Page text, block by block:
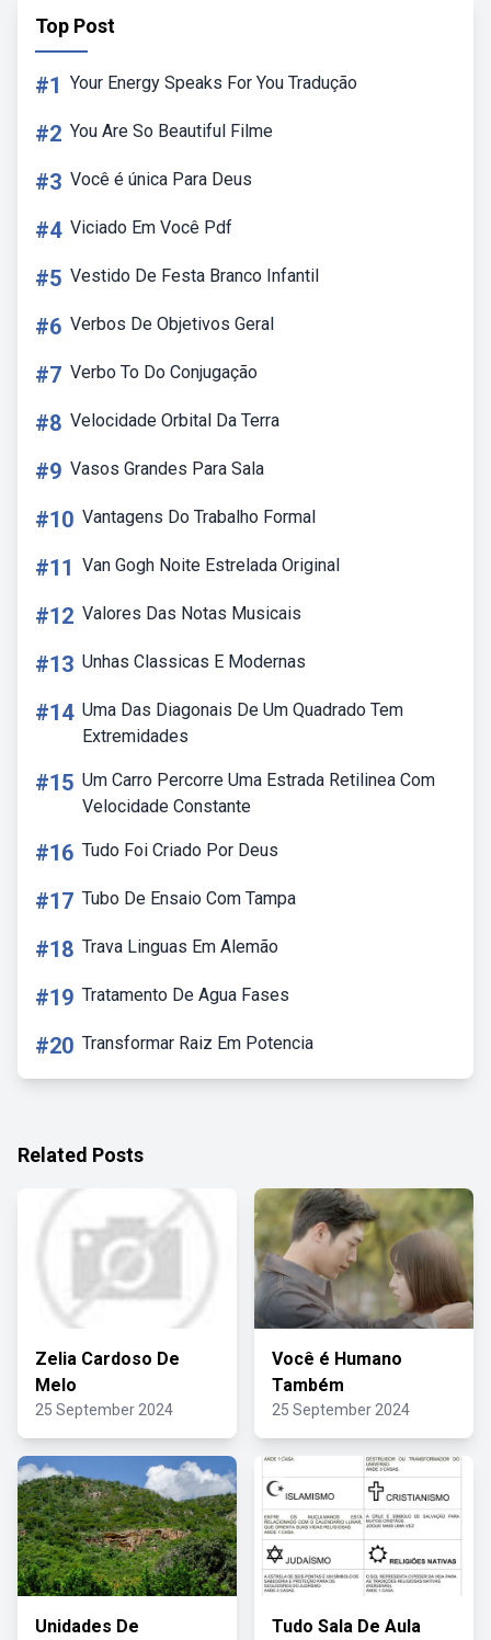
Top Post
#1 Your Energy Speaks For You Tradução
#2 You Are So Beautiful Filme
#3 Você é única Para Deus
#4 Viciado Em Você Pdf
#5 Vestido De Festa Branco Infantil
#6 Verbos De Objetivos Geral
#7 Verbo To Do Conjugação
#8 Velocidade Orbital Da Terra
#9 Vasos Grandes Para Sala
#10 Vantagens Do Trabalho Formal
#11 Van Gogh Noite Estrelada Original
#12 Valores Das Notas Musicais
#13 Unhas Classicas E Modernas
#14 Uma Das Diagonais De Um Quadrado Tem
Extremidades
#15 Um Carro Percorre Uma Estrada Retilinea Com
Velocidade Constante
#16 Tudo Foi Criado Por Deus
#17 Tubo De Ensaio Com Tampa
#18 Trava Linguas Em Alemão
#19 Tratamento De Agua Fases
#20 Transformar Raiz Em Potencia
Related Posts
Zelia Cardoso De
Melo
25 September 2024
Você é Humano
Também
25 September 2024
Unidades De Tudo Sala De Aula